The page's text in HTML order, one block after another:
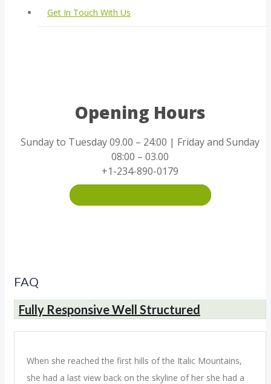
Get In Touch With Us
Opening Hours
Sunday to Tuesday 09.00 – 24:00 | Friday and Sunday
08:00 – 03.00
+1-234-890-0179
FAQ
Fully Responsive Well Structured
When she reached the first hills of the Italic Mountains,
she had a last view back on the skyline of her she had a